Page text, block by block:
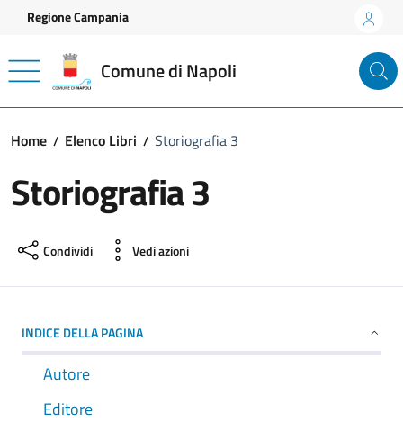
Vai ai contenuti
Vai al footer
Regione Campania
Comune di Napoli
Home Elenco Libri Storiografia 3
Storiografia 3
Condividi Vedi azioni
INDICE DELLA PAGINA
Autore
Editore